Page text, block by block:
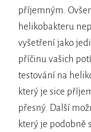
příjemným.
helikobakteru
vyšetření jako
příčinu vašich
testování na
který je sice
přesný. Další
který je podobně